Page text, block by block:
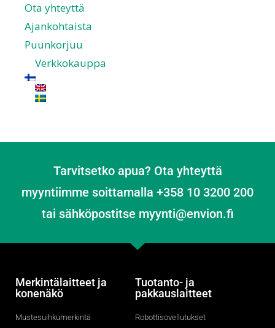
Ota yhteyttä
Ajankohtaista
Puunkorjuu
Verkkokauppa
Tarvitsetko apua? Ota yhteyttä
myyntiimme soittamalla +358 10 3200 200
tai sähköpostitse myynti@envion.fi
Merkintälaitteet ja
konenäkö
Mustesuihkumerkintä
Tuotanto- ja
pakkauslaitteet
Robottisovellutukset